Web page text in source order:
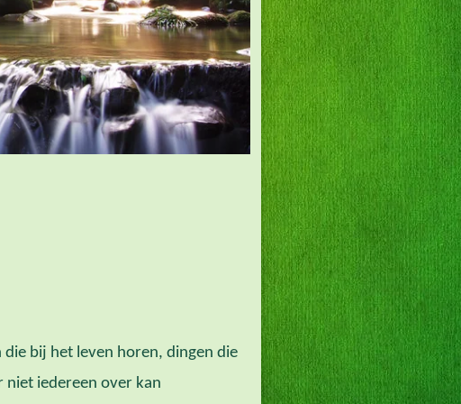
bij het leven horen, dingen die
niet iedereen over kan